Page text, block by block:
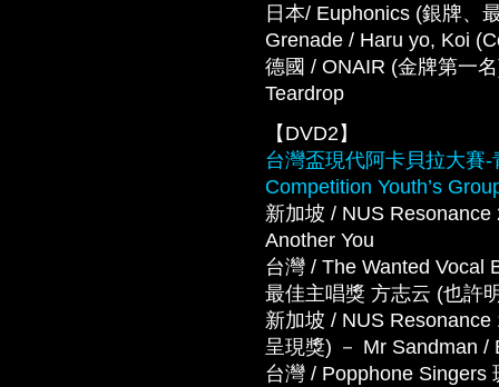
日本/ Euphonics (銀牌、
Grenade / Haru yo, Koi
德國 / ONAIR (金牌第一
Teardrop
【DVD2】
台灣盃現代阿卡貝拉大賽
Competition Youth’s
新加坡 / NUS
Another You
台灣 / The Wanted Vocal
最佳主唱獎 方志云 (也許
新加坡 / NUS
呈現獎) － Mr Sandman /
台灣 / Popphone Singers